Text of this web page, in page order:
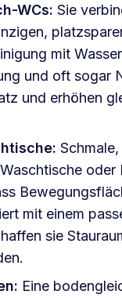
WCs: Sie
mit
und oft sogar
und erhöhen
Schmale,
oder
mit einem
sie
Eine